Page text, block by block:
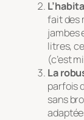
fait des
jambes
litres,
(c’est
La
parfois
sans